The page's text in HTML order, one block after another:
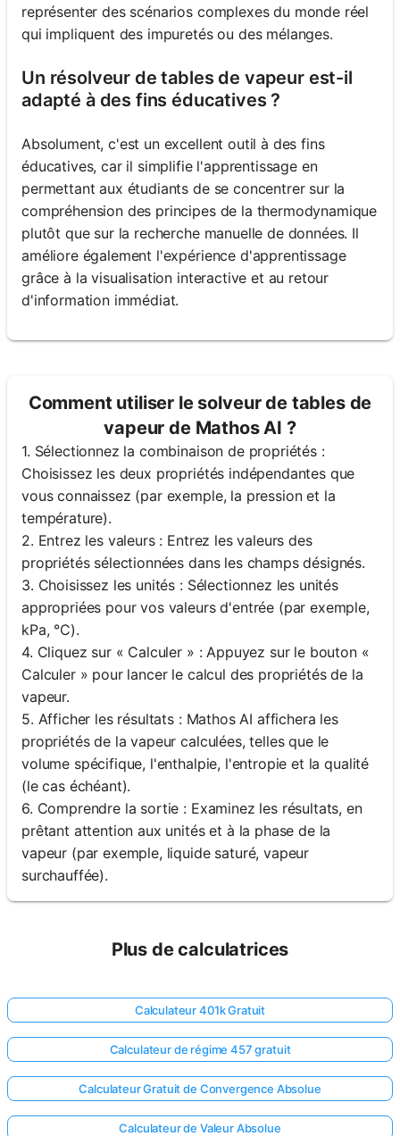
représenter des scénarios complexes du monde réel
qui impliquent des impuretés ou des mélanges.
Un résolveur de tables de vapeur est-il
adapté à des fins éducatives ?
Absolument, c'est un excellent outil à des fins
éducatives, car il simplifie l'apprentissage en
permettant aux étudiants de se concentrer sur la
compréhension des principes de la thermodynamique
plutôt que sur la recherche manuelle de données. Il
améliore également l'expérience d'apprentissage
grâce à la visualisation interactive et au retour
d'information immédiat.
Comment utiliser le solveur de tables de
vapeur de Mathos AI ?
1. Sélectionnez la combinaison de propriétés :
Choisissez les deux propriétés indépendantes que
vous connaissez (par exemple, la pression et la
température).
2. Entrez les valeurs : Entrez les valeurs des
propriétés sélectionnées dans les champs désignés.
3. Choisissez les unités : Sélectionnez les unités
appropriées pour vos valeurs d'entrée (par exemple,
kPa, °C).
4. Cliquez sur « Calculer » : Appuyez sur le bouton «
Calculer » pour lancer le calcul des propriétés de la
vapeur.
5. Afficher les résultats : Mathos AI affichera les
propriétés de la vapeur calculées, telles que le
volume spécifique, l'enthalpie, l'entropie et la qualité
(le cas échéant).
6. Comprendre la sortie : Examinez les résultats, en
prêtant attention aux unités et à la phase de la
vapeur (par exemple, liquide saturé, vapeur
surchauffée).
Plus de calculatrices
Calculateur 401k Gratuit
Calculateur de régime 457 gratuit
Calculateur Gratuit de Convergence Absolue
Calculateur de Valeur Absolue